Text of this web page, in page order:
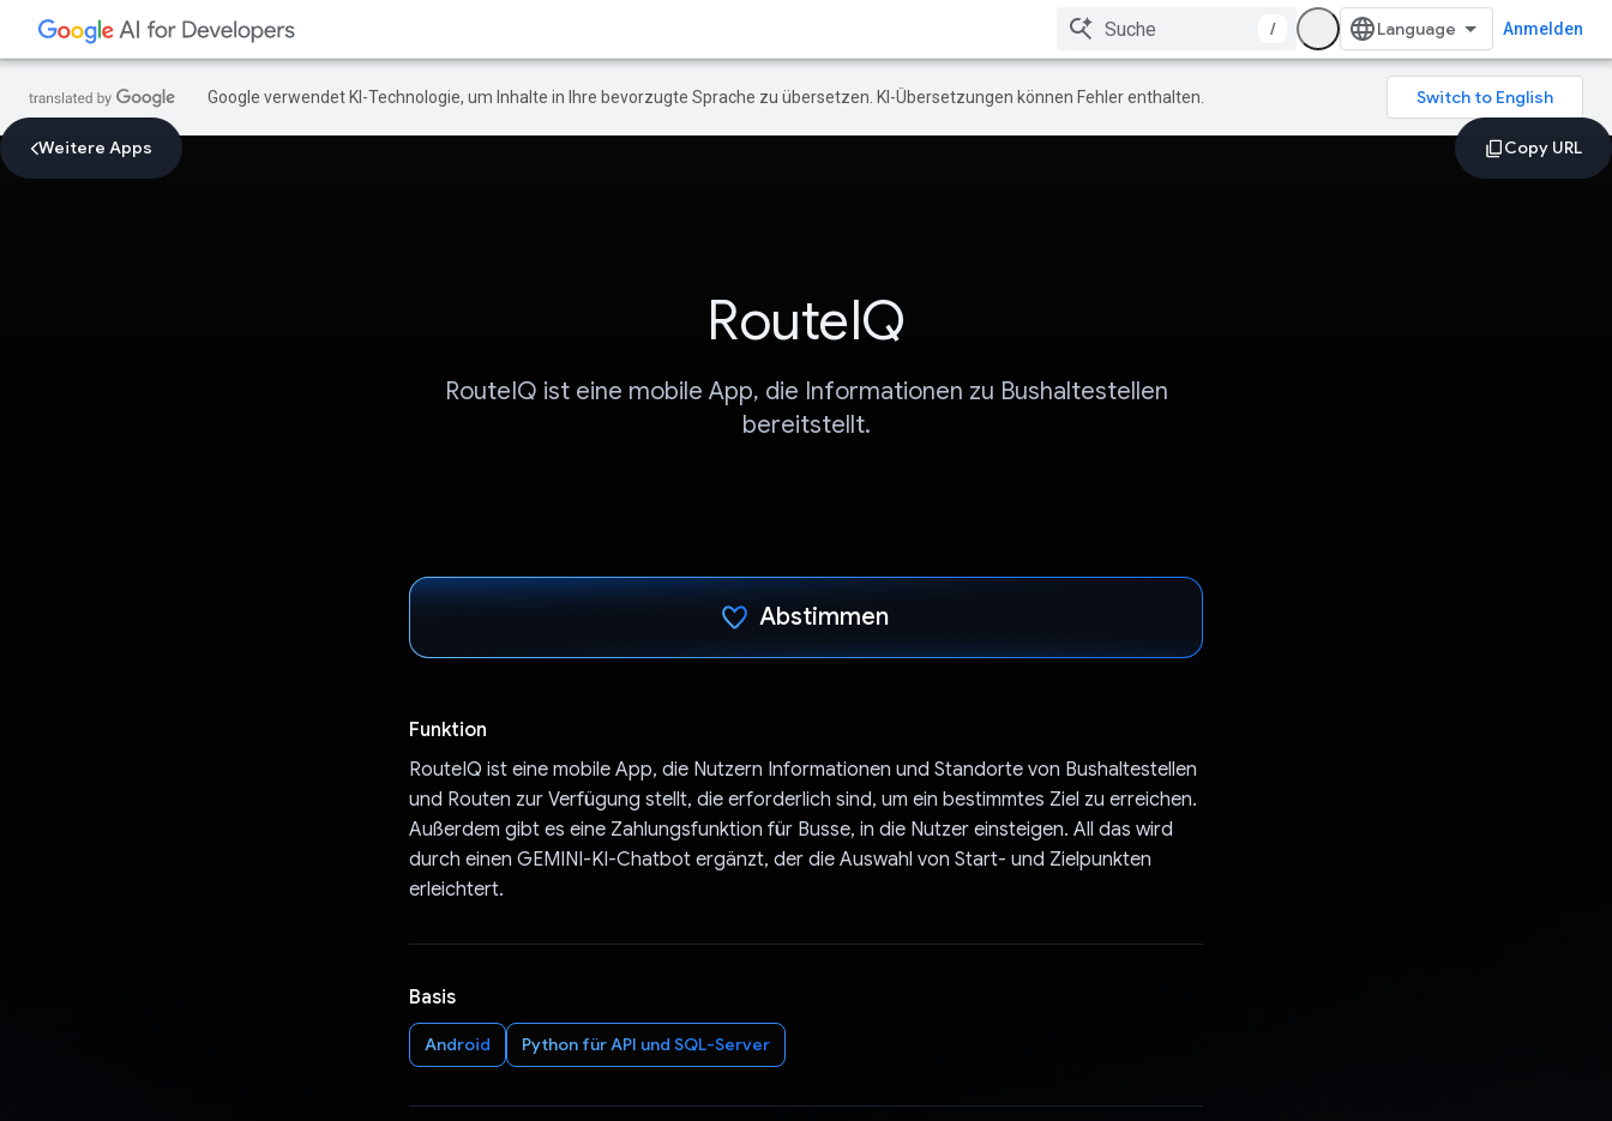
/ Anmelden
Google verwendet KI-Technologie, um Inhalte in Ihre bevorzugte Sprache zu übersetzen. KI-Übersetzungen können Fehler enthalten.
Weitere Apps
RouteIQ
RouteIQ ist eine mobile App, die Informationen zu Bushaltestellen
bereitstellt.
Abstimmen
Funktion
RouteIQ ist eine mobile App, die Nutzern Informationen und Standorte von Bushaltestellen
und Routen zur Verfügung stellt, die erforderlich sind, um ein bestimmtes Ziel zu erreichen.
Außerdem gibt es eine Zahlungsfunktion für Busse, in die Nutzer einsteigen. All das wird
durch einen GEMINI-KI-Chatbot ergänzt, der die Auswahl von Start- und Zielpunkten
erleichtert.
Basis
Android Python für API und SQL-Server